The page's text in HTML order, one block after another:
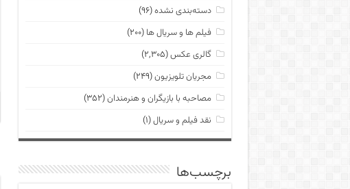
دسته‌بندی نشده(۹۶)
فیلم ها و سریال ها (۲۰۰)
گالری عکس(۲,۳۰۵)
مجریان تلویزیون(۲۴۹)
مصاحبه با بازیگران و هنرمندان(۳۵۲)
نقد فیلم و سریال(۱)
برچسب‌ها